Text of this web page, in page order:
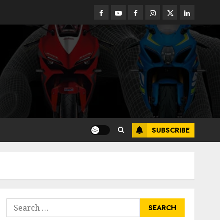
Facebook
YoutubeFacebookInstagram
Twitterlinkedin
SUBSCRIBE
Search
for: